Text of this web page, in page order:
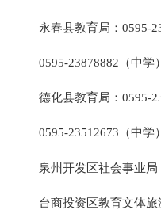
永春县教育局：0595-
0595-23878882（中
德化县教育局：0595-
0595-23512673（中
泉州开发区社会事业局
台商投资区教育文体旅